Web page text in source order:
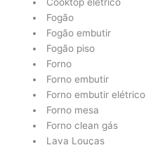
Cooktop elétrico
Fogão
Fogão embutir
Fogão piso
Forno
Forno embutir
Forno embutir elétrico
Forno mesa
Forno clean gás
Lava Louças